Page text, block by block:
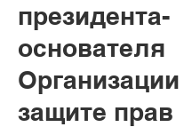
президента-
основателя
защите прав